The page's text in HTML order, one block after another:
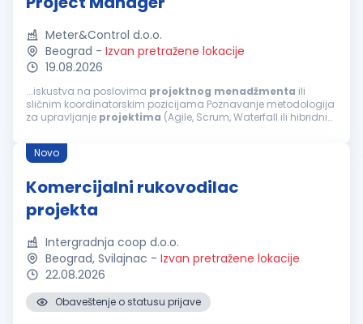
Meter&Control d.o.o.
Beograd - Izvan pretražene lokacije
19.08.2026
...iskustva na poslovima projektnog menadžmenta ili
sličnim koordinatorskim pozicijama Poznavanje metodologija
za upravljanje projektima (Agile, Scrum, Waterfall ili hibridni
prioritete i pažnju...
Novo
Komercijalni rukovodilac
projekta
Intergradnja coop d.o.o.
Beograd, Svilajnac - Izvan pretražene lokacije
22.08.2026
Obaveštenje o statusu prijave